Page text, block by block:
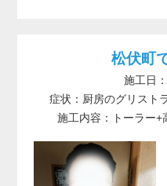
松伏町
施工日
症状：厨房のグリスト
施工内容：トーラー+